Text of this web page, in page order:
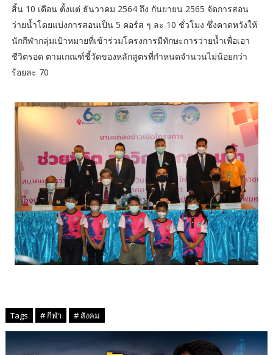
สิ้น 10 เดือน ตั้งแต่ ธันวาคม 2564 ถึง กันยายน 2565 จัดการสอน
ว่ายน้ำโดยแบ่งการสอนเป็น 5 คอร์ส ๆ ละ 10 ชั่วโมง ซึ่งคาดหวังให้
นักกีฬากลุ่มเป้าหมายที่เข้าร่วมโครงการมีทักษะการว่ายน้ำเพื่อเอา
ชีวิตรอด ตามเกณฑ์ชี้วัดของหลักสูตรที่กำหนดจำนวนไม่น้อยกว่า
ร้อยละ 70
Tags # กีฬา # สังคม